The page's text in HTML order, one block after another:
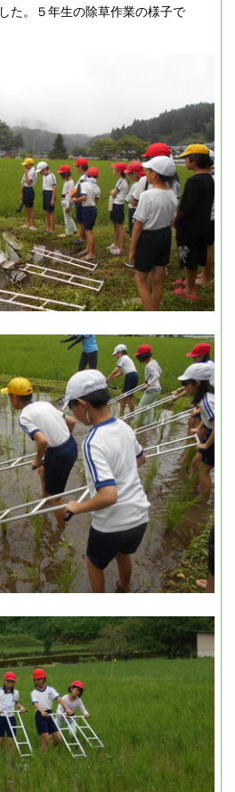
た。５年生の除草作業の様子で